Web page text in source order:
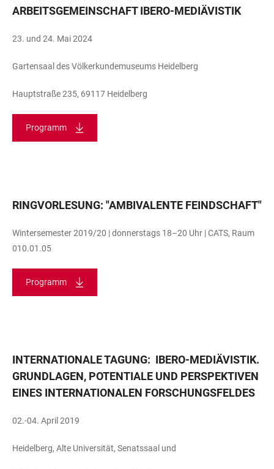
ARBEITSGEMEINSCHAFT IBERO-MEDIÄVISTIK
23. und 24. Mai 2024
Gartensaal des Völkerkundemuseums Heidelberg
Hauptstraße 235, 69117 Heidelberg
Programm
RINGVORLESUNG: "AMBIVALENTE FEINDSCHAFT"
Wintersemester 2019/20 | donnerstags 18–20 Uhr | CATS, Raum
010.01.05
Programm
INTERNATIONALE TAGUNG: IBERO-MEDIÄVISTIK.
GRUNDLAGEN, POTENTIALE UND PERSPEKTIVEN
EINES INTERNATIONALEN FORSCHUNGSFELDES
02.-04. April 2019
Heidelberg, Alte Universität, Senatssaal und